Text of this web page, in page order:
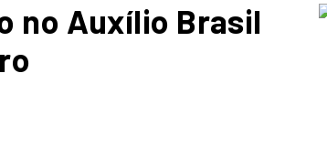
no Auxílio Brasil